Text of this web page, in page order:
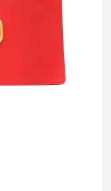
ザークラッチバッグ